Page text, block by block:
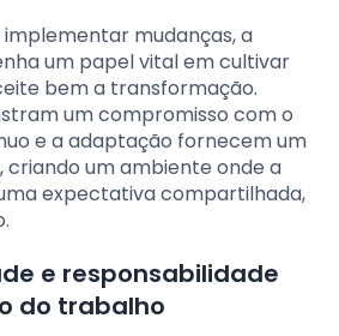
mudanças, a
um papel vital em cultivar
bem a transformação.
um compromisso com o
e a adaptação fornecem um
criando um ambiente onde a
expectativa compartilhada,
e responsabilidade
do trabalho